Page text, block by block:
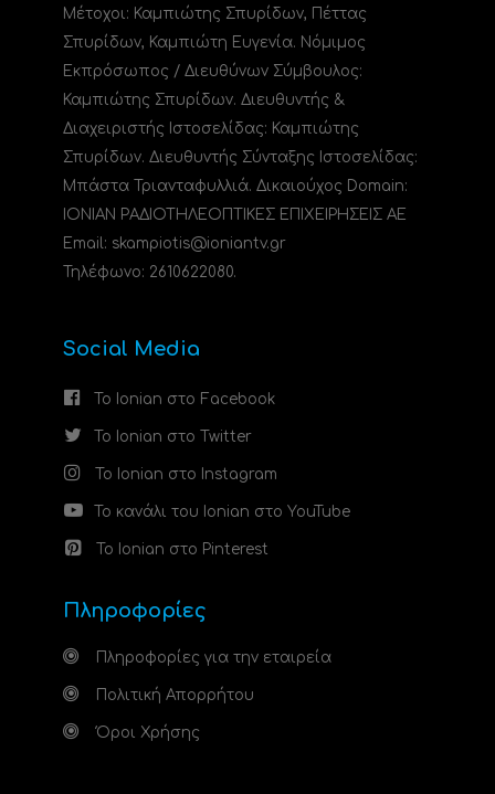
Μέτοχοι: Καμπιώτης Σπυρίδων, Πέττας
Σπυρίδων, Καμπιώτη Ευγενία. Νόμιμος
Εκπρόσωπος / Διευθύνων Σύμβουλος:
Καμπιώτης Σπυρίδων. Διευθυντής &
Διαχειριστής Ιστοσελίδας: Καμπιώτης
Σπυρίδων. Διευθυντής Σύνταξης Ιστοσελίδας:
Μπάστα Τριανταφυλλιά. Δικαιούχος Domain:
ΙΟΝΙΑΝ ΡΑΔΙΟΤΗΛΕΟΠΤΙΚΕΣ ΕΠΙΧΕΙΡΗΣΕΙΣ ΑΕ
Email: skampiotis@ioniantv.gr
Τηλέφωνο: 2610622080.
Social Media
Το Ionian στο Facebook
Το Ionian στο Twitter
Το Ionian στο Instagram
Το κανάλι του Ionian στο YouTube
Το Ionian στο Pinterest
Πληροφορίες
Πληροφορίες για την εταιρεία
Πολιτική Απορρήτου
Όροι Χρήσης